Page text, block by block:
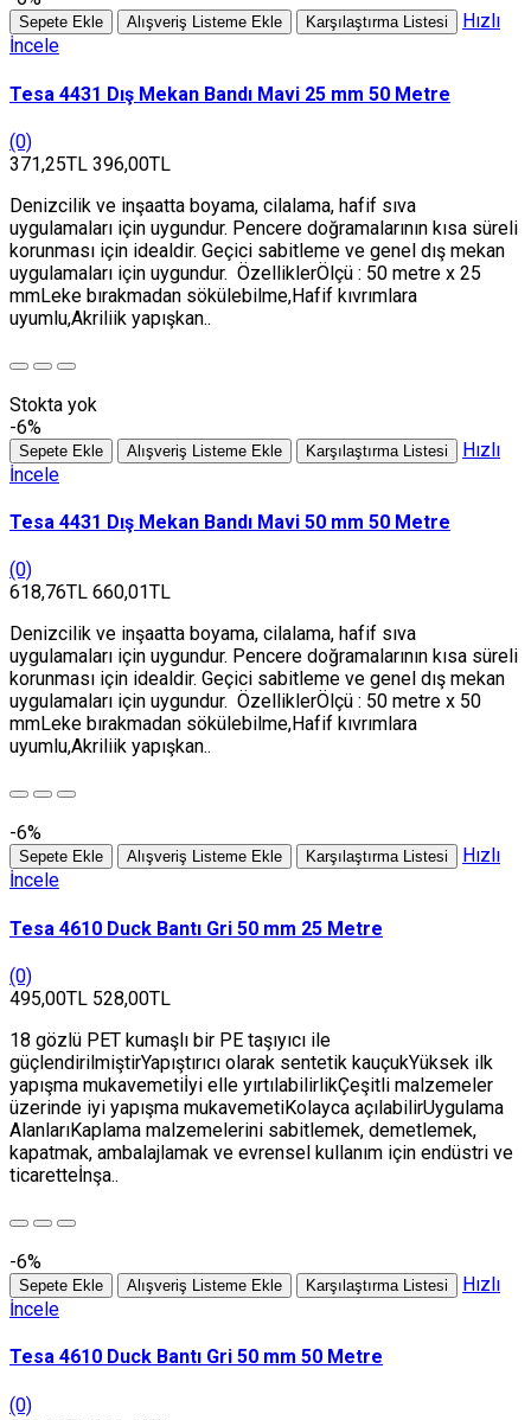
Sepete Ekle Alışveriş Listeme Ekle Karşılaştırma Listesi
Hızlı
İncele
Tesa 4431 Dış Mekan Bandı Mavi 25 mm 50 Metre
(0)
371,25TL 396,00TL
Denizcilik ve inşaatta boyama, cilalama, hafif sıva
uygulamaları için uygundur. Pencere doğramalarının kısa süreli
korunması için idealdir. Geçici sabitleme ve genel dış mekan
uygulamaları için uygundur. ÖzelliklerÖlçü : 50 metre x 25
mmLeke bırakmadan sökülebilme,Hafif kıvrımlara
uyumlu,Akriliik yapışkan..
Stokta yok
-6%
Sepete Ekle Alışveriş Listeme Ekle Karşılaştırma Listesi
Hızlı
İncele
Tesa 4431 Dış Mekan Bandı Mavi 50 mm 50 Metre
(0)
618,76TL 660,01TL
Denizcilik ve inşaatta boyama, cilalama, hafif sıva
uygulamaları için uygundur. Pencere doğramalarının kısa süreli
korunması için idealdir. Geçici sabitleme ve genel dış mekan
uygulamaları için uygundur. ÖzelliklerÖlçü : 50 metre x 50
mmLeke bırakmadan sökülebilme,Hafif kıvrımlara
uyumlu,Akriliik yapışkan..
-6%
Sepete Ekle Alışveriş Listeme Ekle Karşılaştırma Listesi
Hızlı
İncele
Tesa 4610 Duck Bantı Gri 50 mm 25 Metre
(0)
495,00TL 528,00TL
18 gözlü PET kumaşlı bir PE taşıyıcı ile
güçlendirilmiştirYapıştırıcı olarak sentetik kauçukYüksek ilk
yapışma mukavemetiİyi elle yırtılabilirlikÇeşitli malzemeler
üzerinde iyi yapışma mukavemetiKolayca açılabilirUygulama
AlanlarıKaplama malzemelerini sabitlemek, demetlemek,
kapatmak, ambalajlamak ve evrensel kullanım için endüstri ve
ticaretteİnşa..
-6%
Sepete Ekle Alışveriş Listeme Ekle Karşılaştırma Listesi
Hızlı
İncele
Tesa 4610 Duck Bantı Gri 50 mm 50 Metre
(0)